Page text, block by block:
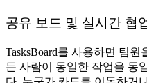
공유 보드 및 실시간 협
TasksBoard를 사용하면 팀
든 사람이 동일한 작업을 동